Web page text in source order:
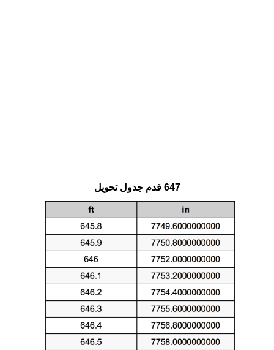
647 قدم جدول تحويل